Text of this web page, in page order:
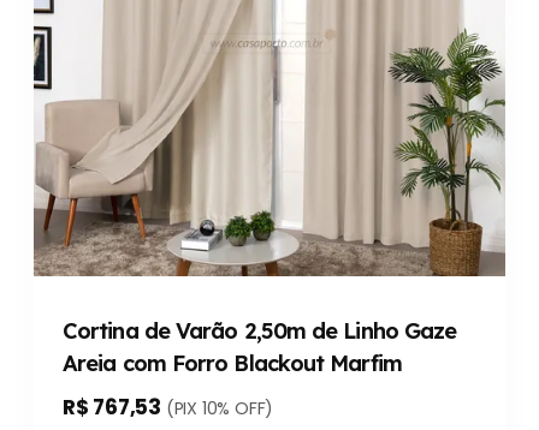
Cortina de Varão 2,50m de Linho Gaze
Areia com Forro Blackout Marfim
R$ 767,53 (PIX 10% OFF)